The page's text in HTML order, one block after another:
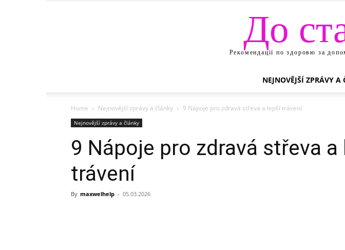
До
Рекомендації по здоровю за
NEJNOVĚJŠÍ ZPRÁVY A
Home Nejnovější zprávy a články 9 Nápoje pro zdravá střeva a lepší trávení
Nejnovější zprávy a články
9 Nápoje pro zdravá střeva a
trávení
By maxwelhelp - 05.03.2026